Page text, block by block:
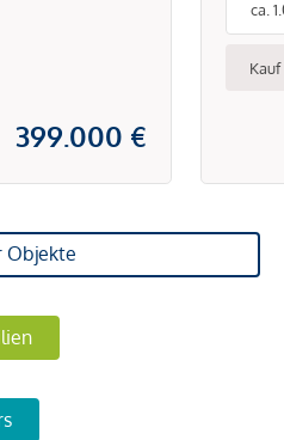
399.000 €
in
ca.
Kauf
Objekte